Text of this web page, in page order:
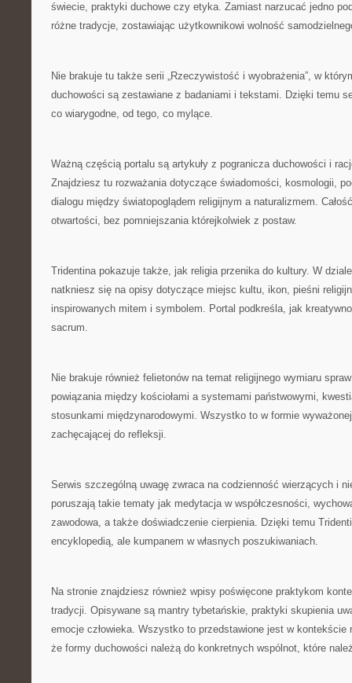
świecie, praktyki duchowe czy etyka. Zamiast narzucać jedno
różne tradycje, zostawiając użytkownikowi wolność
Nie brakuje tu także serii „Rzeczywistość i wyobrażenia”, w
duchowości są zestawiane z badaniami i tekstami. Dzięki temu
co wiarygodne, od tego, co mylące.
Ważną częścią portalu są artykuły z pogranicza duchowości i
Znajdziesz tu rozważania dotyczące świadomości, kosmologii,
dialogu między światopoglądem religijnym a naturalizmem.
otwartości, bez pomniejszania którejkolwiek z postaw.
Tridentina pokazuje także, jak religia przenika do kultury. W
natkniesz się na opisy dotyczące miejsc kultu, ikon, pieśni
inspirowanych mitem i symbolem. Portal podkreśla, jak
sacrum.
Nie brakuje również felietonów na temat religijnego wymiaru
powiązania między kościołami a systemami państwowymi,
stosunkami międzynarodowymi. Wszystko to w formie
zachęcającej do refleksji.
Serwis szczególną uwagę zwraca na codzienność wierzących i
poruszają takie tematy jak medytacja w współczesności,
zawodowa, a także doświadczenie cierpienia. Dzięki temu
encyklopedią, ale kumpanem w własnych poszukiwaniach.
Na stronie znajdziesz również wpisy poświęcone praktykom
tradycji. Opisywane są mantry tybetańskie, praktyki skupienia
emocje człowieka. Wszystko to przedstawione jest w
że formy duchowości należą do konkretnych wspólnot, które